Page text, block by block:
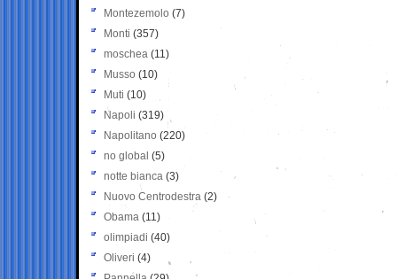
Montezemolo (7)
Monti (357)
moschea (11)
Musso (10)
Muti (10)
Napoli (319)
Napolitano (220)
no global (5)
notte bianca (3)
Nuovo Centrodestra (2)
Obama (11)
olimpiadi (40)
Oliveri (4)